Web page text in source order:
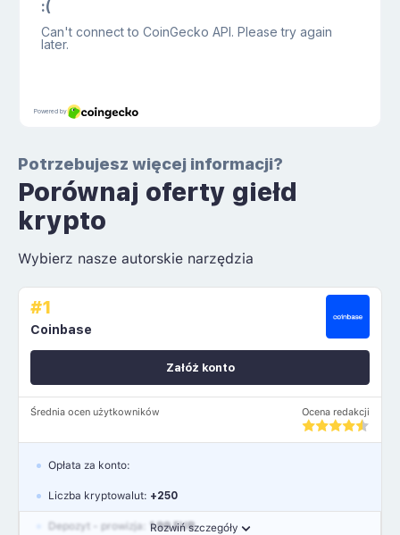
Potrzebujesz więcej informacji?
Porównaj oferty giełd
krypto
Wybierz nasze autorskie narzędzia
#1
Coinbase
Średnia ocen użytkowników Ocena redakcji
Załóż konto
Rozwiń szczegóły
Opłata za konto:
Liczba kryptowalut: +250
Depozyt - prowizja: 1.99 EUR